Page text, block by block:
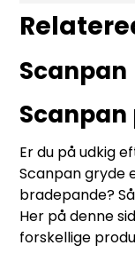
Scanpan
Er du på udkig
Scanpan gryde
bradepande?
Her på denne
forskellige